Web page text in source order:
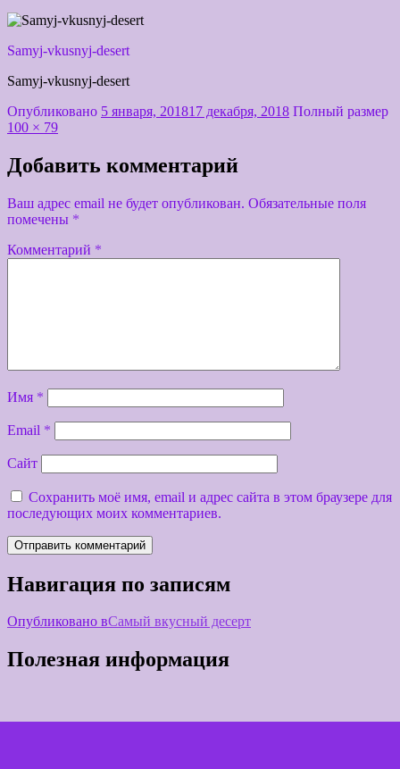
Samyj-vkusnyj-desert
Samyj-vkusnyj-desert
Опубликовано 5 января, 201817 декабря, 2018 Полный размер
100 × 79
Добавить комментарий
Ваш адрес email не будет опубликован. Обязательные поля
помечены *
Комментарий *
Имя *
Email *
Сайт
Сохранить моё имя, email и адрес сайта в этом браузере для
последующих моих комментариев.
Навигация по записям
Опубликовано вСамый вкусный десерт
Полезная информация